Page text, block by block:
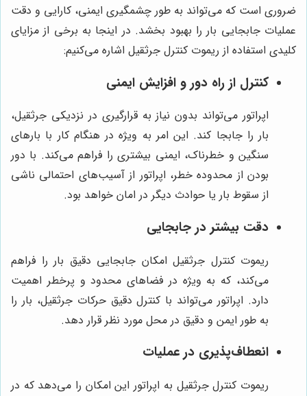
ضروری است که می‌تواند به طور چشمگیری ایمنی، کارایی و دقت
عملیات جابجایی بار را بهبود بخشد. در اینجا به برخی از مزایای
کلیدی استفاده از ریموت کنترل جرثقیل اشاره می‌کنیم:
کنترل از راه دور و افزایش ایمنی
اپراتور می‌تواند بدون نیاز به قرارگیری در نزدیکی جرثقیل،
بار را جابجا کند. این امر به ویژه در هنگام کار با بارهای
سنگین و خطرناک، ایمنی بیشتری را فراهم می‌کند. با دور
بودن از محدوده خطر، اپراتور از آسیب‌های احتمالی ناشی
از سقوط بار یا حوادث دیگر در امان خواهد بود.
دقت بیشتر در جابجایی
ریموت کنترل جرثقیل امکان جابجایی دقیق بار را فراهم
می‌کند، که به ویژه در فضاهای محدود و پرخطر اهمیت
دارد. اپراتور می‌تواند با کنترل دقیق حرکات جرثقیل، بار را
به طور ایمن و دقیق در محل مورد نظر قرار دهد.
انعطاف‌پذیری در عملیات
ریموت کنترل جرثقیل به اپراتور این امکان را می‌دهد که در